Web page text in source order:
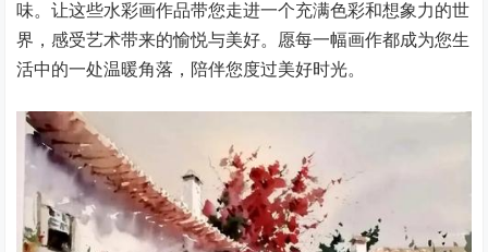
味。让这些水彩画作品带您走进一个充满色彩和想象力的世
界，感受艺术带来的愉悦与美好。愿每一幅画作都成为您生
活中的一处温暖角落，陪伴您度过美好时光。